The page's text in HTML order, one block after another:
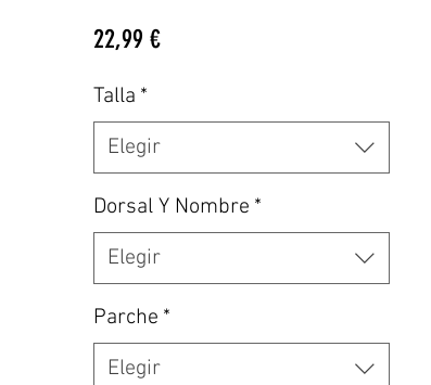
22,99 €Precio
Talla *
Elegir
Dorsal Y Nombre *
Elegir
Parche *
Elegir